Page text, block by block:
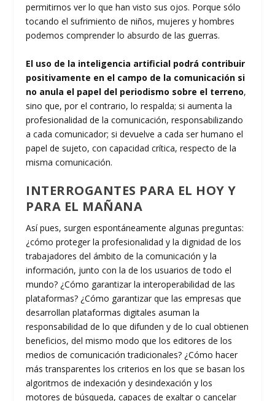
permitirnos ver lo que han visto sus ojos. Porque sólo
tocando el sufrimiento de niños, mujeres y hombres
podemos comprender lo absurdo de las guerras.
El uso de la inteligencia artificial podrá contribuir
positivamente en el campo de la comunicación si
no anula el papel del periodismo sobre el terreno,
sino que, por el contrario, lo respalda; si aumenta la
profesionalidad de la comunicación, responsabilizando
a cada comunicador; si devuelve a cada ser humano el
papel de sujeto, con capacidad crítica, respecto de la
misma comunicación.
INTERROGANTES PARA EL HOY Y
PARA EL MAÑANA
Así pues, surgen espontáneamente algunas preguntas:
¿cómo proteger la profesionalidad y la dignidad de los
trabajadores del ámbito de la comunicación y la
información, junto con la de los usuarios de todo el
mundo? ¿Cómo garantizar la interoperabilidad de las
plataformas? ¿Cómo garantizar que las empresas que
desarrollan plataformas digitales asuman la
responsabilidad de lo que difunden y de lo cual obtienen
beneficios, del mismo modo que los editores de los
medios de comunicación tradicionales? ¿Cómo hacer
más transparentes los criterios en los que se basan los
algoritmos de indexación y desindexación y los
motores de búsqueda, capaces de exaltar o cancelar